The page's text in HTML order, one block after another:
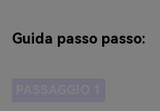
Guida passo passo: